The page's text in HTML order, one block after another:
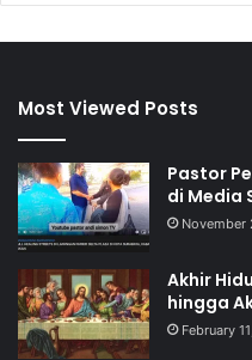
Most Viewed Posts
Pastor
di Media
November
Akhir
hingga
February